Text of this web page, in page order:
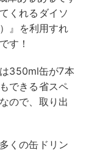
くれるダイソ
』を利用すれ
す！
350ml缶が7本
できる省スペ
ので、取り出
くの缶ドリン